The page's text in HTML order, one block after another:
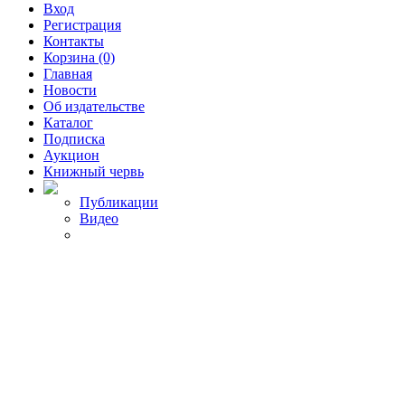
Вход
Регистрация
Контакты
Корзина (0)
Главная
Новости
Об издательстве
Каталог
Подписка
Аукцион
Книжный червь
Публикации
Видео